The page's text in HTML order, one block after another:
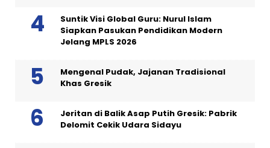
Suntik Visi Global Guru: Nurul Islam
Siapkan Pasukan Pendidikan Modern
Jelang MPLS 2026
Mengenal Pudak, Jajanan Tradisional
Khas Gresik
Jeritan di Balik Asap Putih Gresik: Pabrik
Delomit Cekik Udara Sidayu